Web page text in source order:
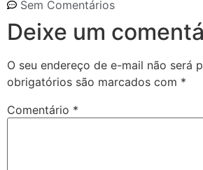
Sem Comentários
Deixe um
O seu endereço de e-mail não será
obrigatórios são marcados com *
Comentário *